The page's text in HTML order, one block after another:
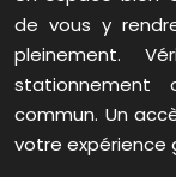
de vous y
pleinement.
commun. Un
votre expérience